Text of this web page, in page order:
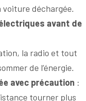
voiture déchargée.
avant de
la radio et tout
de l’énergie.
avec précaution :
tourner plus